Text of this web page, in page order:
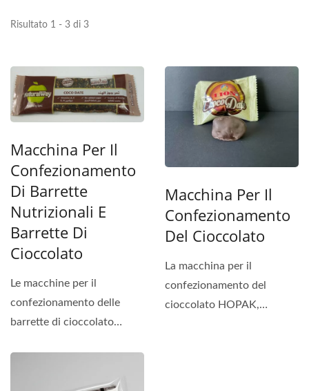
Risultato 1 - 3 di 3
Macchina Per Il
Confezionamento
Di Barrette
Nutrizionali E
Barrette Di
Cioccolato
Le macchine per il
confezionamento delle
barrette di cioccolato
Macchina Per Il
Confezionamento
Del Cioccolato
La macchina per il
confezionamento del
cioccolato HOPAK,